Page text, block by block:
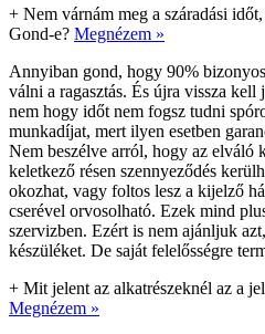
+ Nem várnám meg a száradási
Gond-e? Megnézem »
Annyiban gond, hogy 90%
válni a ragasztás. És újra vissza
nem hogy időt nem fogsz tudni
munkadíjat, mert ilyen esetben
Nem beszélve arról, hogy az elváló
keletkező résen szennyeződés
okozhat, vagy foltos lesz a kijelző
cserével orvosolható. Ezek mind
szervizben. Ezért is nem ajánljuk
készüléket. De saját felelősségre
+ Mit jelent az alkatrészeknél az a
Megnézem »